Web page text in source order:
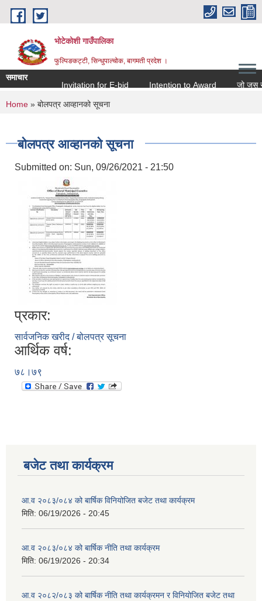
Skip to main content
भोटेकोशी गाउँपालिका
फुल्पिङकट्टी, सिन्धुपाल्चोक, बागमती प्रदेश ।
समाचार
Invitation for E-bid
Intention to Award जो जस संग
You are here
Home » बोलपत्र आव्हानको सूचना
बोलपत्र आव्हानको सूचना
Submitted on: Sun, 09/26/2021 - 21:50
प्रकार:
सार्वजनिक खरीद / बोलपत्र सूचना
आर्थिक वर्ष:
७८।७९
बजेट तथा कार्यक्रम
आ.व २०८३/०८४ को बार्षिक विनियोजित बजेट तथा कार्यक्रम
मिति: 06/19/2026 - 20:45
आ.व २०८३/०८४ को बार्षिक नीति तथा कार्यक्रम
मिति: 06/19/2026 - 20:34
आ.व २०८२/०८३ को बार्षिक नीति तथा कार्यक्रमन र विनियोजित बजेट तथा